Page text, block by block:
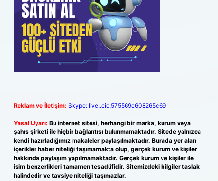
Reklam ve İletişim: Skype: live:.cid.575569c608265c69
Yasal Uyarı: Bu internet sitesi, herhangi bir marka, kurum veya
şahıs şirketi ile hiçbir bağlantısı bulunmamaktadır. Sitede yalnızca
kendi hazırladığımız makaleler paylaşılmaktadır. Burada yer alan
içerikler haber niteliği taşımamakta olup, gerçek kurum ve kişiler
hakkında paylaşım yapılmamaktadır. Gerçek kurum ve kişiler ile
isim benzerlikleri tamamen tesadüfidir. Sitemizdeki bilgiler taslak
halindedir ve tavsiye niteliği taşımazlar.